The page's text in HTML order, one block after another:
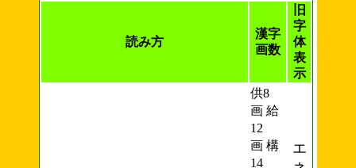
読み方
漢字
画数
旧
字
体
表
示
供8
画 給
12
画 構
14
エ